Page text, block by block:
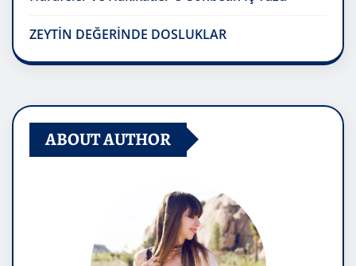
ZEYTİN DEĞERİNDE DOSLUKLAR
ABOUT AUTHOR